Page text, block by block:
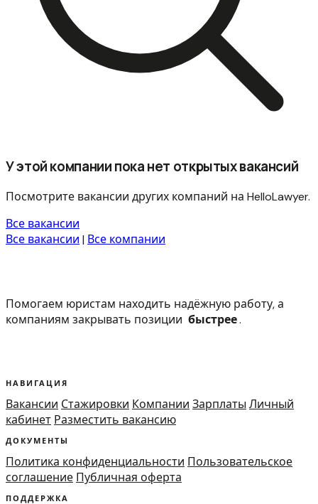
У этой компании пока нет открытых вакансий
Посмотрите вакансии других компаний на HelloLawyer.
Все вакансии
Все вакансии | Все компании
Помогаем юристам находить надёжную работу, а
компаниям закрывать позиции быстрее.
НАВИГАЦИЯ
Вакансии Стажировки Компании Зарплаты Личный
кабинет Разместить вакансию
ДОКУМЕНТЫ
Политика конфиденциальности Пользовательское
соглашение Публичная оферта
ПОДДЕРЖКА